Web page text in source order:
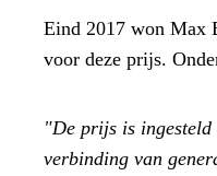
Eind 2017 won Max
voor deze prijs.
"De prijs is ingesteld
verbinding van